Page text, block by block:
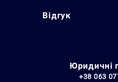
Відгук
Юридичні
+38 063